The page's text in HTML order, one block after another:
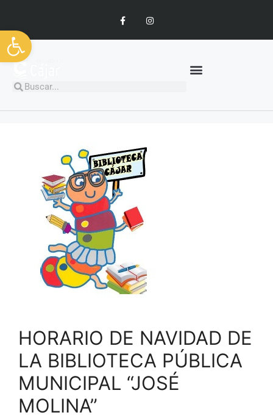
Abrir barra de herramientas
HORARIO DE NAVIDAD DE
LA BIBLIOTECA PÚBLICA
MUNICIPAL “JOSÉ
MOLINA”